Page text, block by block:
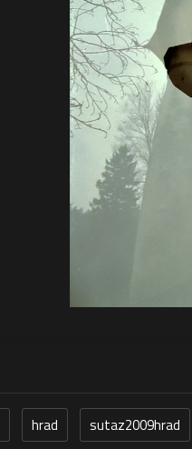
hrad sutaz2009hrad